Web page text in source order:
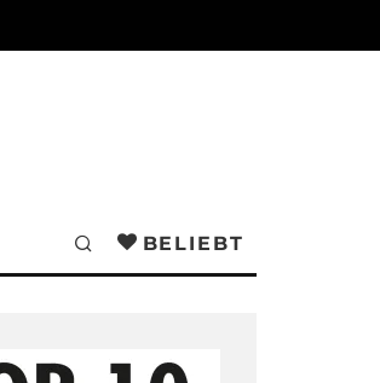
BELIEBT